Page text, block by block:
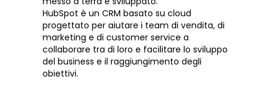
HubSpot è un CRM basato su cloud
progettato per aiutare i team di vendita, di
marketing e di customer service a
collaborare tra di loro e facilitare lo sviluppo
del business e il raggiungimento degli
obiettivi.